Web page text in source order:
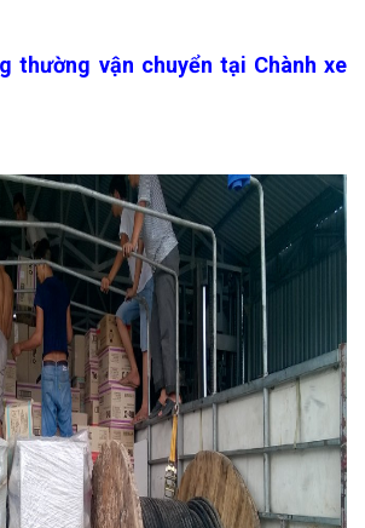
thường vận chuyển tại Chành xe